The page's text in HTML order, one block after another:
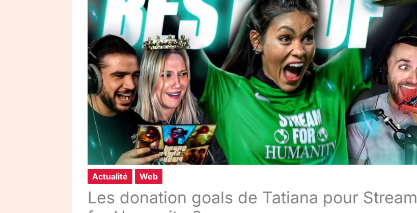
Actualité Web
Les donation goals de Tatiana pour Stream